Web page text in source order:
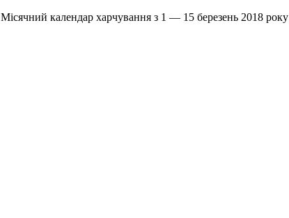
Місячний календар харчування з 1 — 15 березень 2018 року